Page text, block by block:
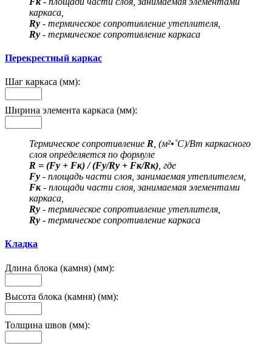
каркаса,
Rу - термическое сопротивление утеплителя,
Rу - термическое сопротивление каркаса
Перекрестный каркас
Шаг каркаса (мм):
Ширина элемента каркаса (мм):
Термическое сопротивление R , (м²•˚С)/Вт каркасного
слоя определяется по формуле
R = (Fу + Fк) / (Fу/Rу + Fк/Rк) , где
Fу - площадь части слоя, занимаемая утеплителем,
Fк- площади части слоя, занимаемая элементами
каркаса,
Rу - термическое сопротивление утеплителя,
Rу - термическое сопротивление каркаса
Кладка
Длина блока (камня) (мм):
Высота блока (камня) (мм):
Толщина швов (мм):